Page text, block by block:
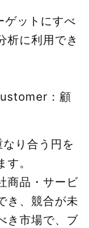
ゲットにすべ
析に利用でき
：顧
り合う円を
。
商品・サービ
き、競合が未
き市場で、ブ